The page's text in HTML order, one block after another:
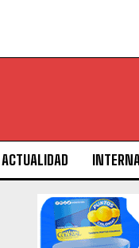
ACTUALIDAD